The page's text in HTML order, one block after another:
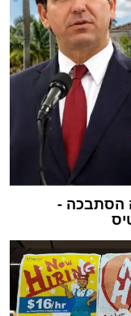
הסתבכה -